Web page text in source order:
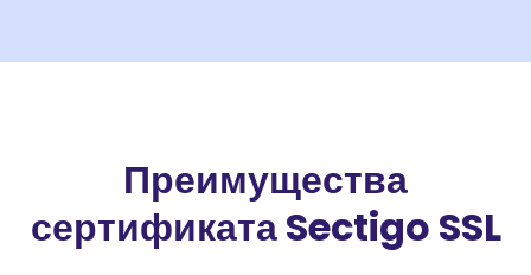
Преимущества
сертификата Sectigo SSL